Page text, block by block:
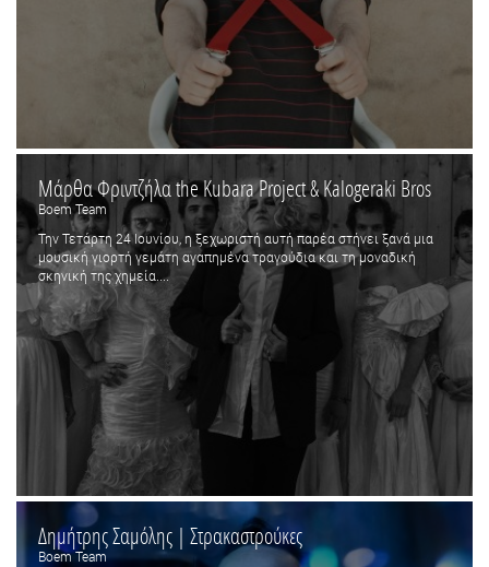
Μάρθα Φριντζήλα the Kubara Project & Kalogeraki Bros
Boem Team
Την Τετάρτη 24 Ιουνίου, η ξεχωριστή αυτή παρέα στήνει ξανά μια
μουσική γιορτή γεμάτη αγαπημένα τραγούδια και τη μοναδική
σκηνική της χημεία....
Δημήτρης Σαμόλης | Στρακαστρούκες
Boem Team